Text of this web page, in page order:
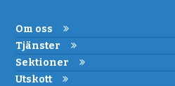
Om oss
Tjänster
Sektioner
Utskott